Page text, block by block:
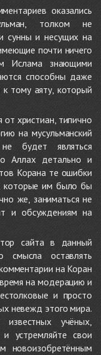
оказались
толком не
сунны и несущих на
почти ничего
Ислама знающими
способны даже
тому аяту, который
христиан, типично
на мусульманский
будет являться
Аллах детально и
Корана те ошибки
которые им было бы
же, заниматься не
и обсуждениям на
сайта в данный
оставлять
на Коран
на модерацию и
и просто
невежд этого мира.
известных учёных,
устремляйте свои
новоизобретённым